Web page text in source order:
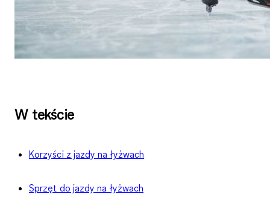
W tekście
Korzyści z jazdy na łyżwach
Sprzęt do jazdy na łyżwach